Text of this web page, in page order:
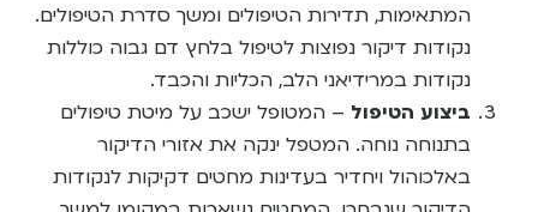
המתאימות, תדירות הטיפולים ומשך סדרת הטיפולים.
נקודות דיקור נפוצות לטיפול בלחץ דם גבוה כוללות
נקודות במרידיאני הלב, הכליות והכבד.
ביצוע הטיפול – המטופל ישכב על מיטת טיפולים
בתנוחה נוחה. המטפל ינקה את אזורי הדיקור
באלכוהול ויחדיר בעדינות מחטים דקיקות לנקודות